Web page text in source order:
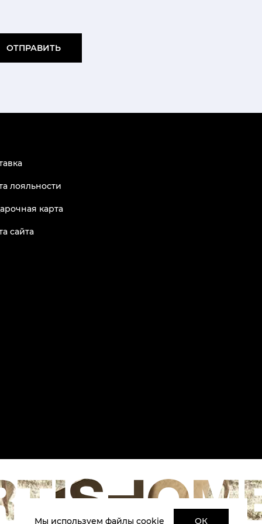
ОТПРАВИТЬ
лояльности
карта
сайта
Мы используем файлы cookie ОК